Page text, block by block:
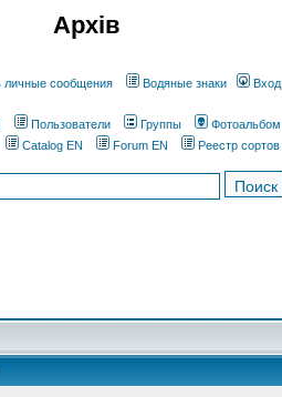
Архів
личные сообщения Водяные знаки Вход
Пользователи Группы
Фотоальбом
Catalog EN Forum EN Реестр